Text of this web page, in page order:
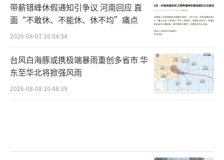
带薪错峰休假通知引争议 河南回应 直
面“不敢休、不能休、休不均”痛点
2026-08-07 16:04:34
台风白海豚或携极端暴雨重创多省市 华
东至华北将掀强风雨
2026-08-08 10:48:39